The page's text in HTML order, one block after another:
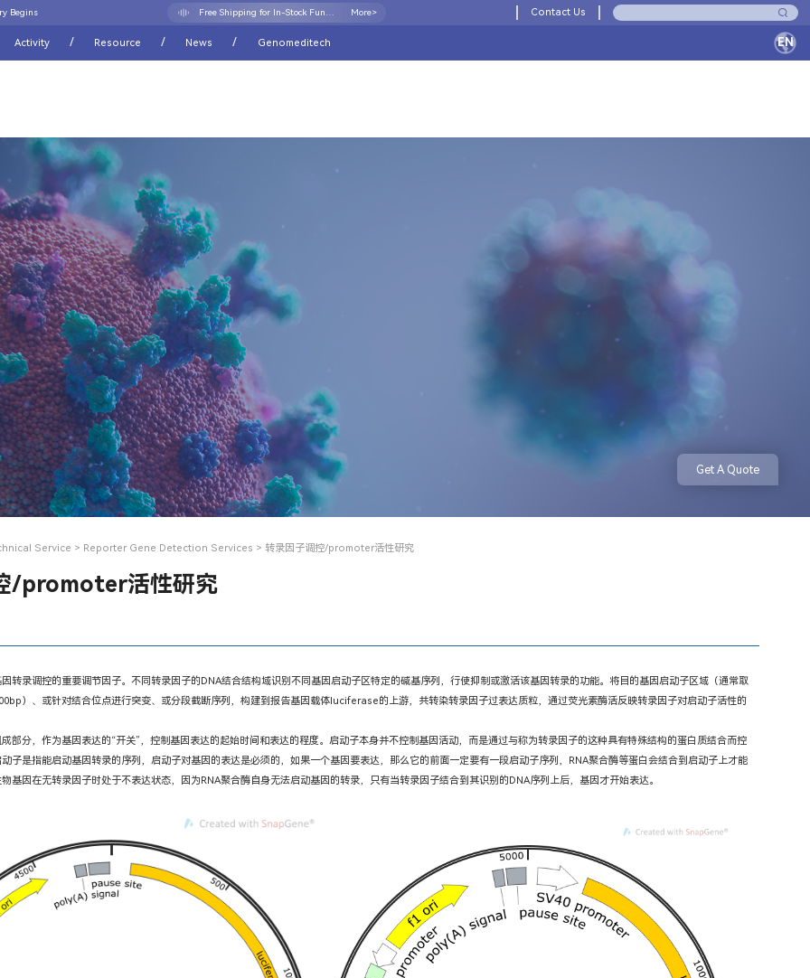
Begins Leave Your Comment & Get 20% Off
More>
Contact Us
Activity / Resource / News / Genomeditech EN
Get A Quote
Service > Reporter Gene Detection Services > 转录因子调控/promoter活性研究
/promoter活性研究
转录调控的重要调节因子。不同转录因子的DNA结合结构域识别不同基因启动子区特定的碱基序列，行使抑制或激活该基因转录的功能。将目的基因启动子区域（通常取
）、或针对结合位点进行突变、或分段截断序列，构建到报告基因载体luciferase的上游，共转染转录因子过表达质粒，通过荧光素酶活反映转录因子对启动子活性的
部分，作为基因表达的“开关”，控制基因表达的起始时间和表达的程度。启动子本身并不控制基因活动，而是通过与称为转录因子的这种具有特殊结构的蛋白质结合而控
子是指能启动基因转录的序列，启动子对基因的表达是必须的，如果一个基因要表达，那么它的前面一定要有一段启动子序列，RNA聚合酶等蛋白会结合到启动子上才能
基因在无转录因子时处于不表达状态，因为RNA聚合酶自身无法启动基因的转录，只有当转录因子结合到其识别的DNA序列上后，基因才开始表达。